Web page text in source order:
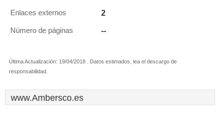
Enlaces externos 2
Número de páginas --
Última Actualización: 19/04/2018 . Datos estimados, lea el descargo de
responsabilidad.
www.Ambersco.es